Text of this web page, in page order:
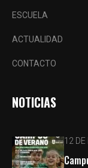
ESCUELA
ACTUALIDAD
CONTACTO
NOTICIAS
12 DE